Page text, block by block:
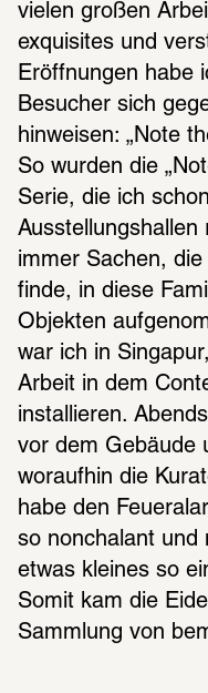
vielen großen
exquisites und
Eröffnungen habe
Besucher sich
hinweisen: „Note
So wurden die
Serie, die ich
immer Sachen,
finde, in diese
Objekten
war ich in
Arbeit in dem
installieren.
vor dem Gebäude
woraufhin die
habe den
so nonchalant und
etwas kleines so
Somit kam die
Sammlung von